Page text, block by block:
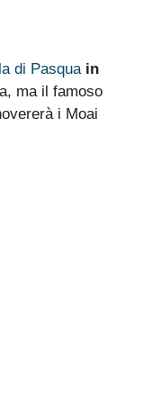
di Pasqua in
ma il famoso
i Moai